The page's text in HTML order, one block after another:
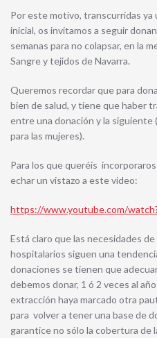
Por este motivo, transcurridas ya
inicial, os invitamos a seguir
semanas para no colapsar, en la
Sangre y tejidos de Navarra.
Queremos recordar que para
bien de salud, y tiene que haber
entre una donación y la siguiente
para las mujeres).
Para los que queréis
echar un vistazo a este video:
https://www.youtube.com/
Está claro que las necesidades
hospitalarios siguen una
donaciones se tienen que
debemos donar, 1 ó 2 veces al
extracción haya marcado otra
para volver a tener una base de
garantice no sólo la cobertura de